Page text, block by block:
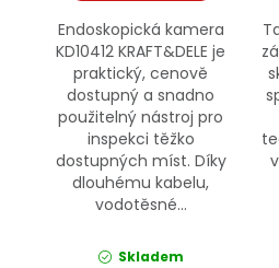
Endoskopická kamera
KD10412 KRAFT&DELE je
praktický, cenově
dostupný a snadno
použitelný nástroj pro
inspekci těžko
dostupných míst. Díky
dlouhému kabelu,
vodotěsné...
Skladem